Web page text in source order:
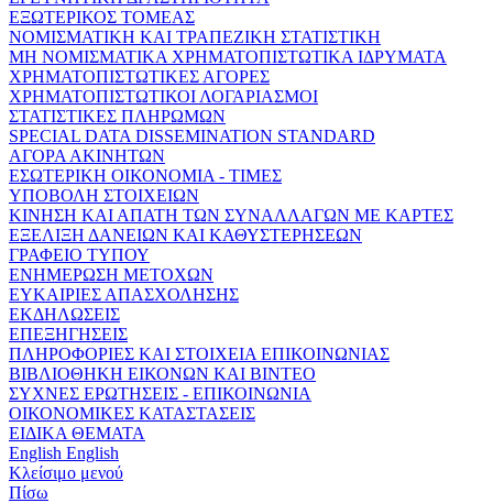
ΕΞΩΤΕΡΙΚΟΣ ΤΟΜΕΑΣ
ΝΟΜΙΣΜΑΤΙΚΗ ΚΑΙ ΤΡΑΠΕΖΙΚΗ ΣΤΑΤΙΣΤΙΚΗ
ΜΗ ΝΟΜΙΣΜΑΤΙΚΑ ΧΡΗΜΑΤΟΠΙΣΤΩΤΙΚΑ ΙΔΡΥΜΑΤΑ
ΧΡΗΜΑΤΟΠΙΣΤΩΤΙΚΕΣ ΑΓΟΡΕΣ
ΧΡΗΜΑΤΟΠΙΣΤΩΤΙΚΟΙ ΛΟΓΑΡΙΑΣΜΟΙ
ΣΤΑΤΙΣΤΙΚΕΣ ΠΛΗΡΩΜΩΝ
SPECIAL DATA DISSEMINATION STANDARD
ΑΓΟΡΑ ΑΚΙΝΗΤΩΝ
ΕΣΩΤΕΡΙΚΗ ΟΙΚΟΝΟΜΙΑ - ΤΙΜΕΣ
ΥΠΟΒΟΛΗ ΣΤΟΙΧΕΙΩΝ
ΚΙΝΗΣΗ ΚΑΙ ΑΠΑΤΗ ΤΩΝ ΣΥΝΑΛΛΑΓΩΝ ΜΕ ΚΑΡΤΕΣ
ΕΞΕΛΙΞΗ ΔΑΝΕΙΩΝ ΚΑΙ ΚΑΘΥΣΤΕΡΗΣΕΩΝ
ΓΡΑΦΕΙΟ ΤΥΠΟΥ
ΕΝΗΜΕΡΩΣΗ ΜΕΤΟΧΩΝ
ΕΥΚΑΙΡΙΕΣ ΑΠΑΣΧΟΛΗΣΗΣ
ΕΚΔΗΛΩΣΕΙΣ
ΕΠΕΞΗΓΗΣΕΙΣ
ΠΛΗΡΟΦΟΡΙΕΣ ΚΑΙ ΣΤΟΙΧΕΙΑ ΕΠΙΚΟΙΝΩΝΙΑΣ
ΒΙΒΛΙΟΘΗΚΗ ΕΙΚΟΝΩΝ ΚΑΙ ΒΙΝΤΕΟ
ΣΥΧΝΕΣ ΕΡΩΤΗΣΕΙΣ - ΕΠΙΚΟΙΝΩΝΙΑ
ΟΙΚΟΝΟΜΙΚΕΣ ΚΑΤΑΣΤΑΣΕΙΣ
ΕΙΔΙΚΑ ΘΕΜΑΤΑ
English English
Κλείσιμο μενού
Πίσω